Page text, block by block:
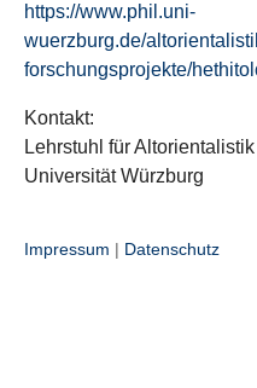
https://www.phil.uni-
wuerzburg.de/
forschungsprojekte/
Kontakt:
Lehrstuhl für Altorientalistik
Universität Würzburg
Impressum | Datenschutz